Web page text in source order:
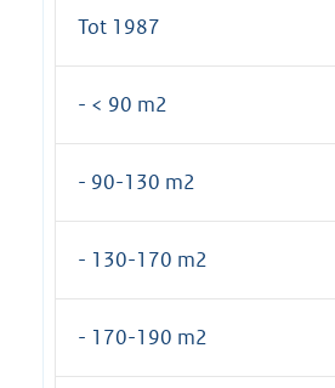
Tot 1987
- < 90 m2
- 90-130 m2
- 130-170 m2
- 170-190 m2